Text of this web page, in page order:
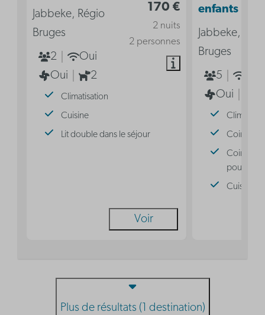
170 €
2 nuits
2 personnes
Jabbeke, Régio
Bruges
2
Oui
Oui
2
Climatisation
Cuisine
Lit double dans le séjour
Voir
enfants
Jabbeke,
Bruges
5
Oui
Coin nuit
Coin nuit
pour 3
Cuisine
Plus de résultats (1 destination)